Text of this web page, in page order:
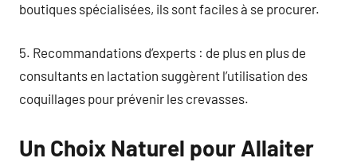
boutiques spécialisées, ils sont faciles à se procurer.
5. Recommandations d’experts : de plus en plus de
consultants en lactation suggèrent l’utilisation des
coquillages pour prévenir les crevasses.
Un Choix Naturel pour Allaiter